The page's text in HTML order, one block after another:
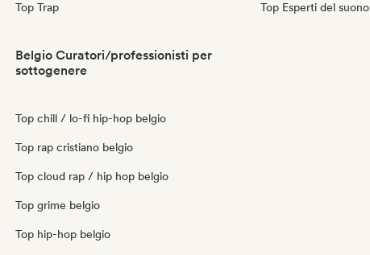
Top Trap Top Esperti del suono
Belgio Curatori/professionisti per
sottogenere
Top chill / lo-fi hip-hop belgio
Top rap cristiano belgio
Top cloud rap / hip hop belgio
Top grime belgio
Top hip-hop belgio